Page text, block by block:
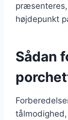
højdepunkt
Sådan